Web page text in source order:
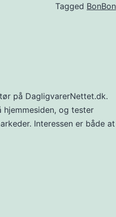
Tagged BonBon
på DagligvarerNettet.dk.
og tester
Interessen er både at